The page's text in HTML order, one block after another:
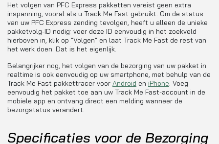
Het volgen van PFC Express pakketten vereist geen extra
inspanning, vooral als u Track Me Fast gebruikt. Om de status
van uw PFC Express zending tevolgen, heeft u alleen de unieke
pakketvolg-ID nodig: voer deze ID eenvoudig in het zoekveld
hierboven in, klik op "Volgen" en laat Track Me Fast de rest van
het werk doen. Dat is het eigenlijk.
Belangrijker nog, het volgen van de bezorging van uw pakket in
realtime is ook eenvoudig op uw smartphone, met behulp van de
Track Me Fast pakkettracer voor Android en iPhone. Voeg
eenvoudig het pakket toe aan uw Track Me Fast-account in de
mobiele app en ontvang direct een melding wanneer de
bezorgstatus verandert.
Specificaties voor de Bezorging